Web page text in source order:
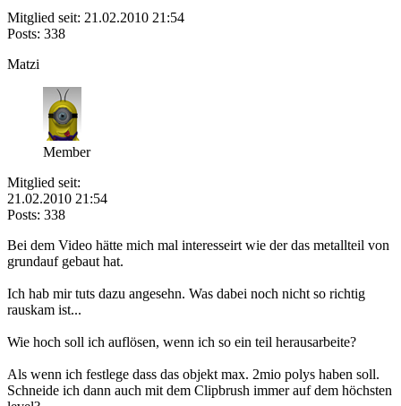
Mitglied seit: 21.02.2010 21:54
Posts: 338
Matzi
Member
Mitglied seit:
21.02.2010 21:54
Posts: 338
Bei dem Video hätte mich mal interesseirt wie der das metallteil von
grundauf gebaut hat.
Ich hab mir tuts dazu angesehn. Was dabei noch nicht so richtig
rauskam ist...
Wie hoch soll ich auflösen, wenn ich so ein teil herausarbeite?
Als wenn ich festlege dass das objekt max. 2mio polys haben soll.
Schneide ich dann auch mit dem Clipbrush immer auf dem höchsten